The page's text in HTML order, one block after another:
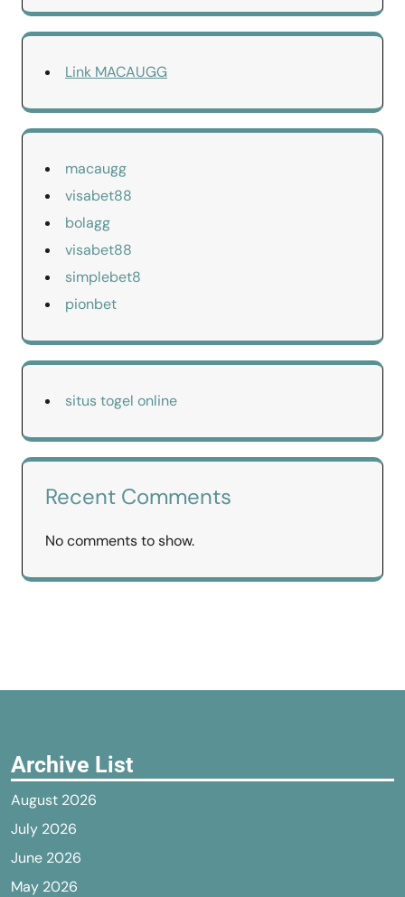
Link MACAUGG
macaugg
visabet88
bolagg
visabet88
simplebet8
pionbet
situs togel online
Recent Comments
No comments to show.
Archive List
August 2026
July 2026
June 2026
May 2026